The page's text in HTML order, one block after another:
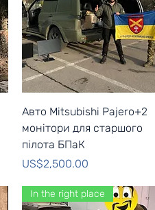
Quick View
Авто Mitsubishi Pajero+2
монітори для старшого
пілота БПаК
Price
US$2,500.00
In the right place